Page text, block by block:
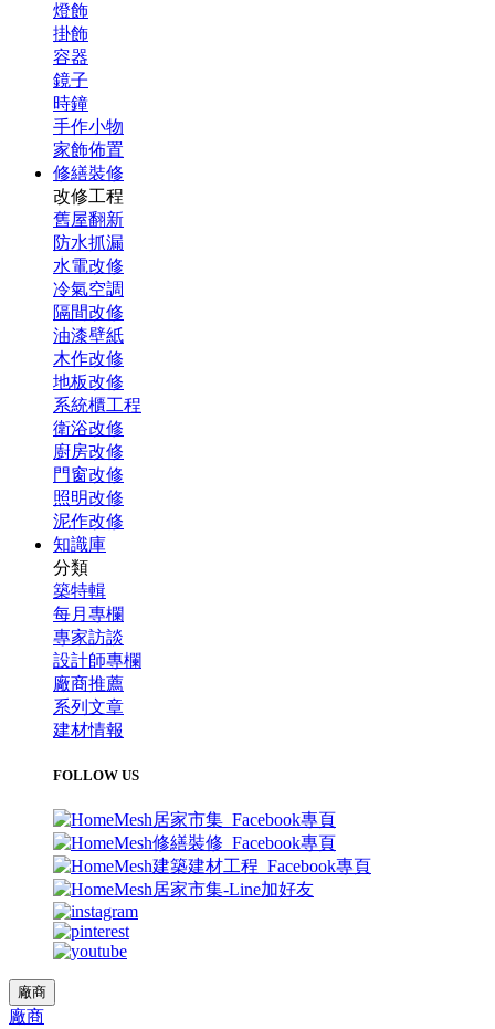
燈飾
掛飾
容器
鏡子
時鐘
手作小物
家飾佈置
修繕裝修
改修工程
舊屋翻新
防水抓漏
水電改修
冷氣空調
隔間改修
油漆壁紙
木作改修
地板改修
系統櫃工程
衛浴改修
廚房改修
門窗改修
照明改修
泥作改修
知識庫
分類
築特輯
每月專欄
專家訪談
設計師專欄
廠商推薦
系列文章
建材情報
FOLLOW US
廠商
廠商